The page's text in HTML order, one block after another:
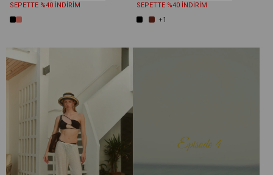
SEPETTE %40 İNDİRİM
SEPETTE %40 İNDİRİM
+1